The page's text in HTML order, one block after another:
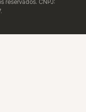
reservados. CNPJ: